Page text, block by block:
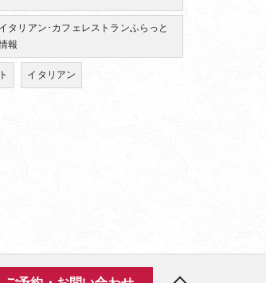
タリアン･カフェレストランふらっと
報
イタリアン